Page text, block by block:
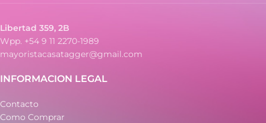
Libertad 359, 2B
Wpp. +54 9 11 2270-1989
mayoristacasatagger@gmail.com
INFORMACION LEGAL
Contacto
Como Comprar